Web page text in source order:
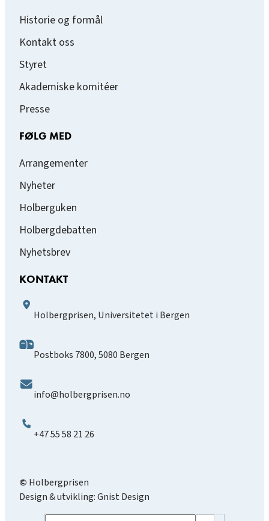
Historie og formål
Kontakt oss
Styret
Akademiske komitéer
Presse
FØLG MED
Arrangementer
Nyheter
Holberguken
Holbergdebatten
Nyhetsbrev
KONTAKT
Holbergprisen, Universitetet i Bergen
Postboks 7800, 5080 Bergen
info@holbergprisen.no
+47 55 58 21 26
© Holbergprisen
Design & utvikling:Gnist Design